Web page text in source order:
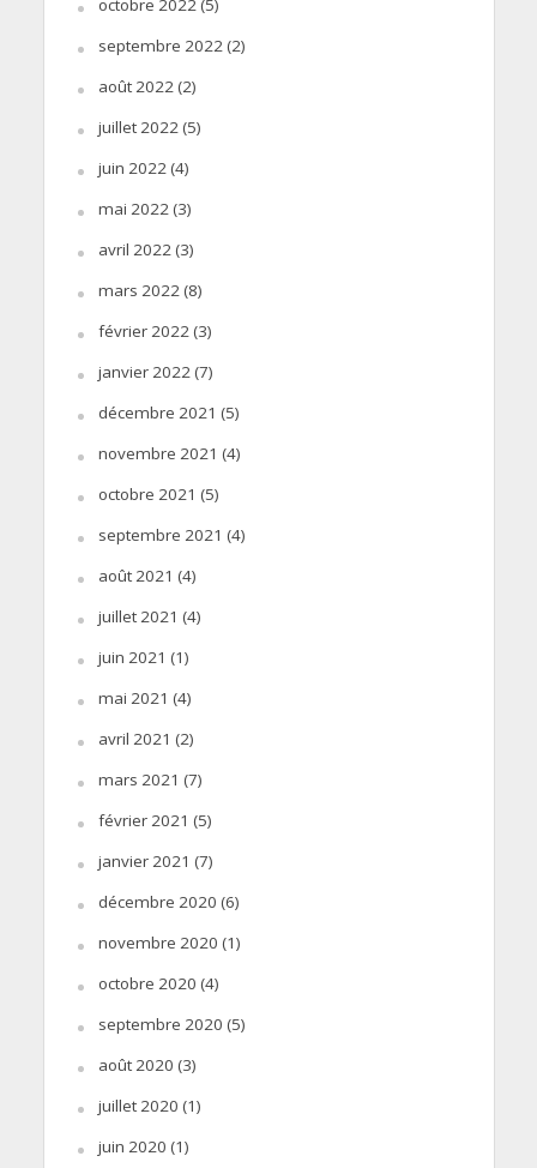
septembre 2022 (2)
août 2022 (2)
juillet 2022 (5)
juin 2022 (4)
mai 2022 (3)
avril 2022 (3)
mars 2022 (8)
février 2022 (3)
janvier 2022 (7)
décembre 2021 (5)
novembre 2021 (4)
octobre 2021 (5)
septembre 2021 (4)
août 2021 (4)
juillet 2021 (4)
juin 2021 (1)
mai 2021 (4)
avril 2021 (2)
mars 2021 (7)
février 2021 (5)
janvier 2021 (7)
décembre 2020 (6)
novembre 2020 (1)
octobre 2020 (4)
septembre 2020 (5)
août 2020 (3)
juillet 2020 (1)
juin 2020 (1)